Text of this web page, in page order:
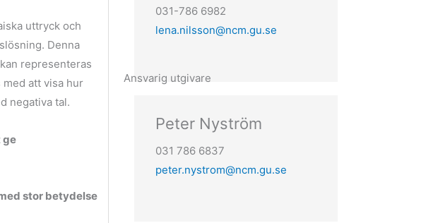
uttryck och
Denna
representeras
att visa hur
negativa tal.
ge
stor betydelse
031-786 6982
lena.nilsson@ncm.gu.se
Ansvarig utgivare
Peter Nyström
031 786 6837
peter.nystrom@ncm.gu.se